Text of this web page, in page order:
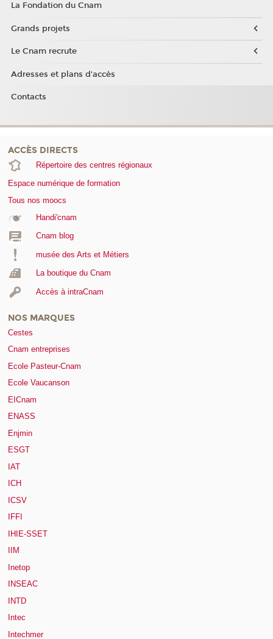
La Fondation du Cnam
Grands projets
Le Cnam recrute
Adresses et plans d'accès
Contacts
ACCÈS DIRECTS
Répertoire des centres régionaux
Espace numérique de formation
Tous nos moocs
Handi'cnam
Cnam blog
musée des Arts et Métiers
La boutique du Cnam
Accès à intraCnam
NOS MARQUES
Cestes
Cnam entreprises
Ecole Pasteur-Cnam
Ecole Vaucanson
EICnam
ENASS
Enjmin
ESGT
IAT
ICH
ICSV
IFFI
IHIE-SSET
IIM
Inetop
INSEAC
INTD
Intec
Intechmer